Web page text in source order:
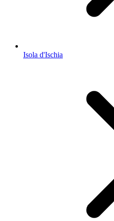
Isola d'Ischia